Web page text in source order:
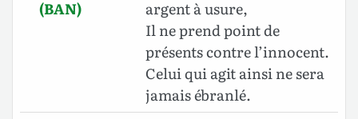
(BAN)
argent à usure,
Il ne prend point de
présents contre l’innocent.
Celui qui agit ainsi ne sera
jamais ébranlé.